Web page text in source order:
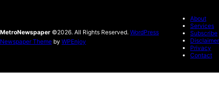
MetroNewspaper ©2026. All Rights Reserved. WordPress
Newspaper Theme by WPEnjoy
About
Services
Subscribe
Disclaimer
Privacy
Contact